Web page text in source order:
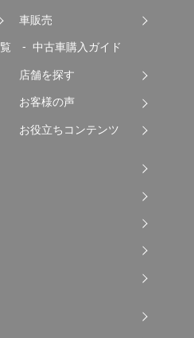
車販売
中古車購入ガイド
店舗を探す
お客様の声
お役立ちコンテンツ